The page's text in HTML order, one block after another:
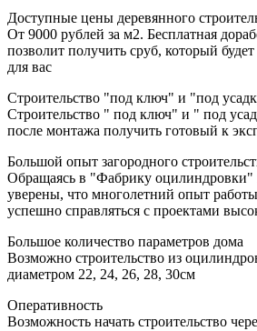
Доступные цены деревянного
От 9000 рублей за м2. Бесплатная
позволит получить сруб, который
для вас
Строительство "под ключ" и "под
Строительство " под ключ" и " под
после монтажа получить готовый к
Большой опыт загородного
Обращаясь в "Фабрику
уверены, что многолетний опыт
успешно справляться с проектами
Большое количество параметров дома
Возможно строительство из
диаметром 22, 24, 26, 28, 30см
Оперативность
Возможность начать строительство